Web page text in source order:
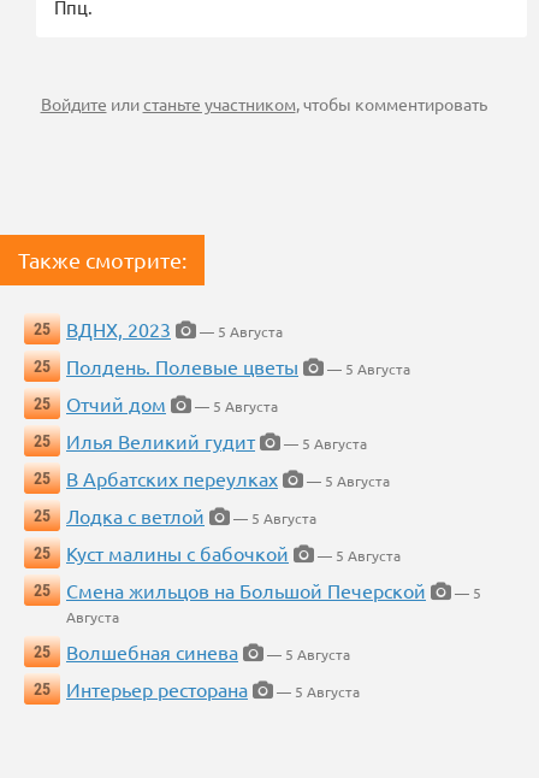
Ппц.
Войдите илистаньте участником, чтобы комментировать
Также смотрите:
25 ВДНХ, 2023
— 5 Августа
25
Полдень. Полевые цветы
— 5 Августа
25
Отчий дом
— 5 Августа
25
Илья Великий гудит
— 5 Августа
25
В Арбатских переулках
— 5 Августа
25
Лодка с ветлой
— 5 Августа
25
Куст малины с бабочкой
— 5 Августа
25
Смена жильцов на Большой Печерской
— 5
Августа
25
Волшебная синева
— 5 Августа
25
Интерьер ресторана — 5 Августа